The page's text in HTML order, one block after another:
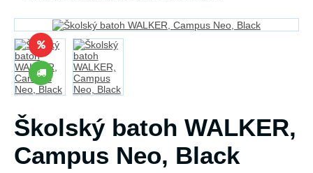
Školský batoh WALKER,
Campus Neo, Black